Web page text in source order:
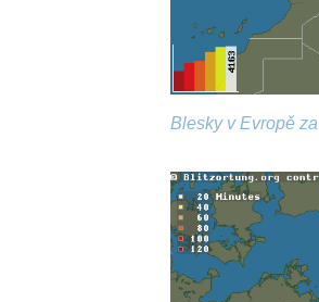
Blesky v Evropě